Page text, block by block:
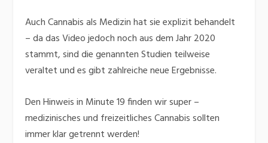
Auch Cannabis als Medizin hat sie explizit behandelt
– da das Video jedoch noch aus dem Jahr 2020
stammt, sind die genannten Studien teilweise
veraltet und es gibt zahlreiche neue Ergebnisse.
Den Hinweis in Minute 19 finden wir super –
medizinisches und freizeitliches Cannabis sollten
immer klar getrennt werden!